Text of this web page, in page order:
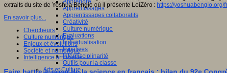
Apprendre
Apprentissages
Apprentissages collaboratifs
Créativité
Culture numérique
Evaluations
Individualisation
Initiatives
Interdisciplinarité
Outils pour la classe
Arts et Culture
extraits du site de Yoshua Bengio où il présente LoiZéro : https://
En savoir plus...
Chercheurs
Culture numérique
Enjeux et évolutions
Société et numérique
Intelligence artificielle